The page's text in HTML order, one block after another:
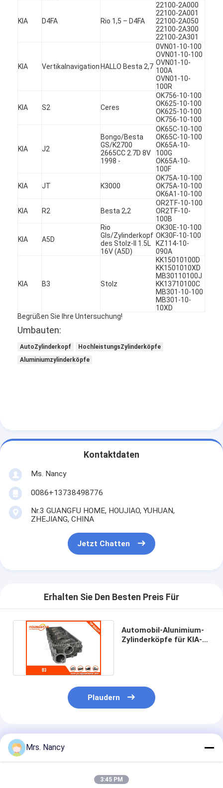
Videos
Werksbesichtigung
Jetzt Chatten
SCHLIESSEN SIE ZYLINDERKOPF AB
Maschinen-Nockenwelle
KURBELWELLEN-FLASCHENZUG
Zylinderkopfdichtung
Auto-Lenkpumpe
Kraftfahrzeugmotor-Teile
KIA D4FA Rio 1,5 – D4FA
22100-2A000
22100-2A001
22100-2A050
22100-2A300
22100-2A301
KIA Vertikalnavigation HALLO Besta 2,7
0VN01-10-100
OVN01-10-100
OVN01-10-
100A
OVN01-10-
100R
KIA S2 Ceres
OK756-10-100
OK625-10-100
OK625-10-100
OK756-10-100
KIA J2
Bongo/Besta
GS/K2700
2665CC 2.7D 8V
1998 -
OK65C-10-100
OK65C-10-100
OK65A-10-
100G
OK65A-10-
100F
KIA JT K3000
OK75A-10-100
OK75A-10-100
OK6A1-10-100
KIA R2 Besta 2,2
OR2TF-10-100
OR2TF-10-
100B
KIA A5D
Rio
Gls/Zylinderkopf
des Stolz-II 1.5L
16V (A5D)
OK30E-10-100
OK30F-10-100
KZ114-10-
090A
KIA B3 Stolz
KK15010100D
KK1501010XD
MB30110100J
KK13710100C
MB301-10-100
MB301-10-
10XD
Begrüßen Sie Ihre Untersuchung!
Umbauten:
AutoZylinderkopf
HochleistungsZylinderköpfe
Aluminiumzylinderköpfe
Kontaktdaten
Ms. Nancy
0086+13738498776
Nr.3 GUANGFU HOME, HOUJIAO, YUHUAN,
ZHEJIANG, CHINA
Jetzt Chatten
Erhalten Sie Den Besten Preis Für
Automobil-Alunimium-
Zylinderköpfe für KIA-
Plaudern
Empfohlene Produkte
Mrs. Nancy
3:45 PM